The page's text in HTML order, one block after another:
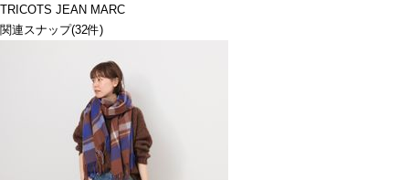
TRICOTS JEAN MARC
関連スナップ(32件)